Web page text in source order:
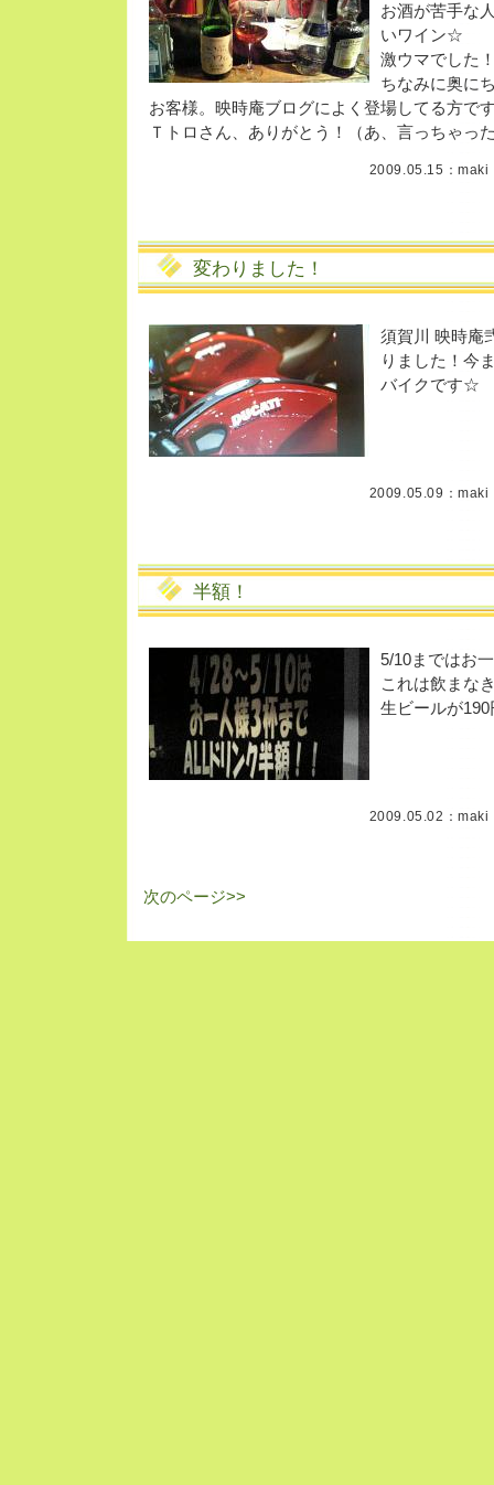
お酒が苦手な
いワイン☆
激ウマでした
ちなみに奥に
お客様。映時庵ブログによく登場してる方で
Ｔトロさん、ありがとう！（あ、言っちゃっ
2009.05.15：maki
変わりました！
須賀川 映時庵
りました！今
バイクです☆
2009.05.09：maki
半額！
5/10まではお
これは飲まな
生ビールが
2009.05.02：maki
次のページ>>